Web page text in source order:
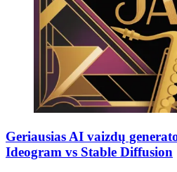
Geriausias AI vaizdų
Ideogram vs Stable Diffusion